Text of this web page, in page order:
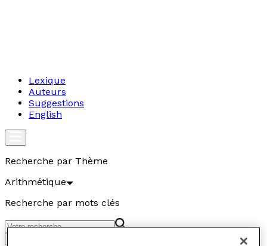
Lexique
Auteurs
Suggestions
English
Recherche par Thème
Arithmétique
Recherche par mots clés